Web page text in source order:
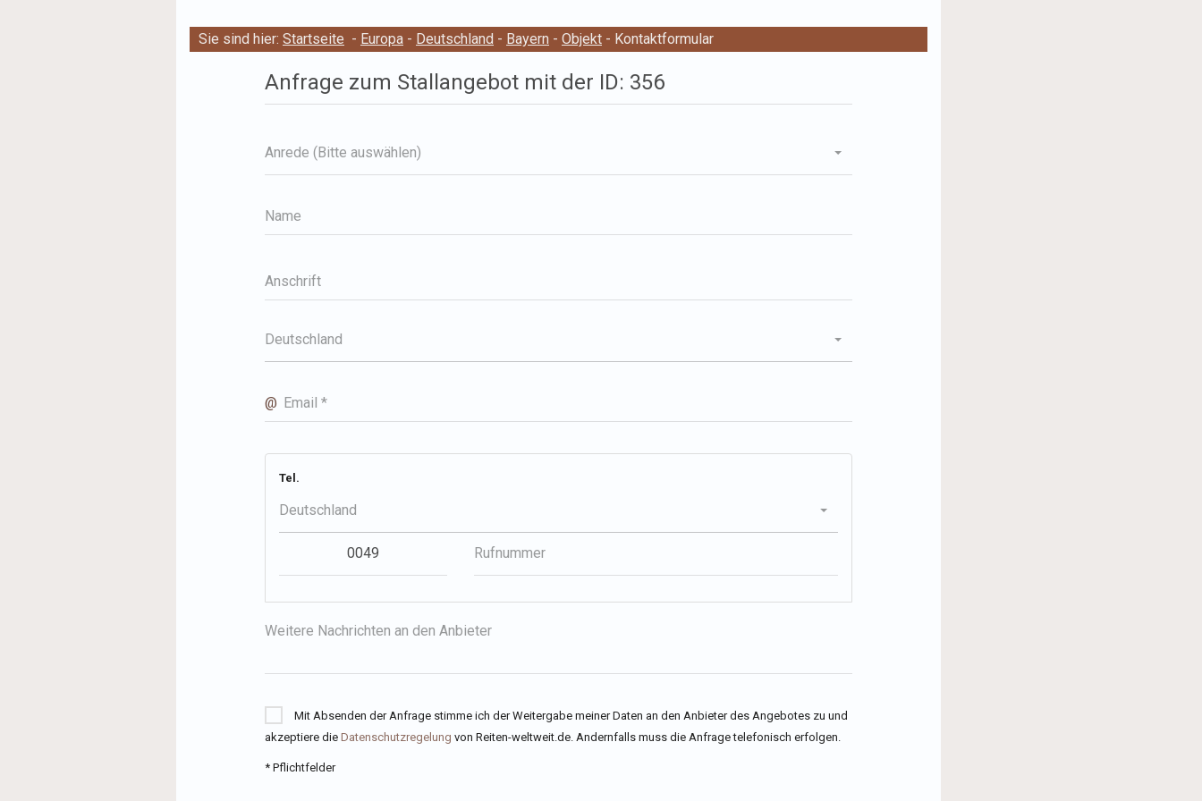
Sie sind hier: Startseite - Europa - Deutschland - Bayern - Objekt - Kontaktformular
Anfrage zum Stallangebot mit der ID: 356
Anrede (Bitte auswählen)
Name
Anschrift
Deutschland
@ Email *
Tel.
Deutschland
Weitere Nachrichten an den Anbieter
Mit Absenden der Anfrage stimme ich der Weitergabe meiner Daten an den Anbieter des Angebotes zu und
akzeptiere die Datenschutzregelung von Reiten-weltweit.de. Andernfalls muss die Anfrage telefonisch erfolgen.
* Pflichtfelder